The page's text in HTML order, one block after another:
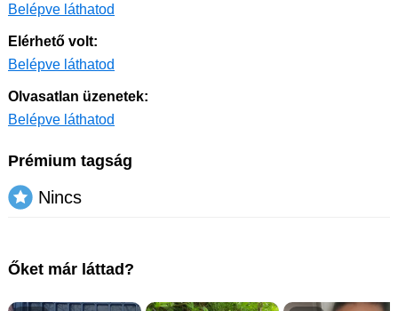
Belépve láthatod
Elérhető volt:
Belépve láthatod
Olvasatlan üzenetek:
Belépve láthatod
Prémium tagság
Nincs
Őket már láttad?